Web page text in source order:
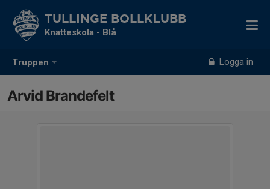
Truppen Logga in
TULLINGE BOLLKLUBB
Knatteskola - Blå
Arvid Brandefelt